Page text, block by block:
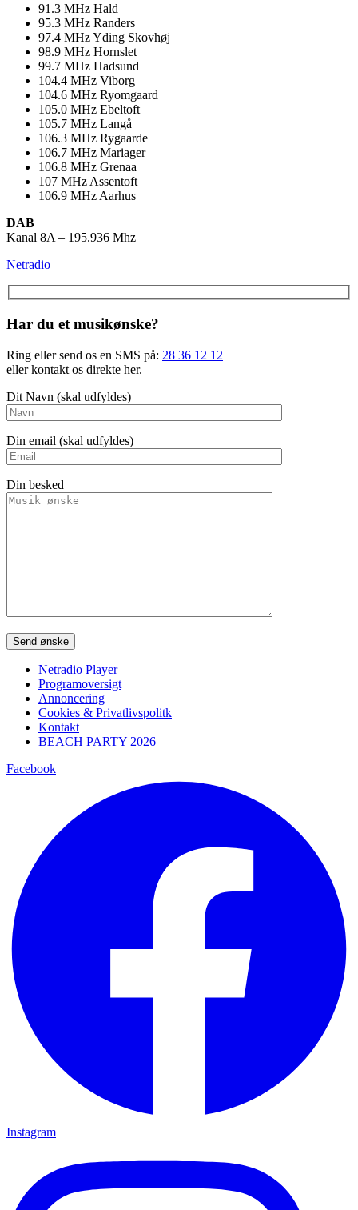
91.3 MHz Hald
95.3 MHz Randers
97.4 MHzYding Skovhøj
98.9 MHz Hornslet
99.7 MHz Hadsund
104.4 MHz Viborg
104.6 MHz Ryomgaard
105.0 MHz Ebeltoft
105.7 MHz Langå
106.3 MHz Rygaarde
106.7 MHz Mariager
106.8 MHz Grenaa
107 MHz Assentoft
106.9 MHz Aarhus
DAB
Kanal 8A – 195.936 Mhz
Netradio
Har du et musikønske?
Ring eller send os en SMS på: 28 36 12 12
eller kontakt os direkte her.
Dit Navn (skal udfyldes)
Din email (skal udfyldes)
Din besked
Please leave this field empty.
Netradio Player
Programoversigt
Annoncering
Cookies & Privatlivspolitk
Kontakt
BEACH PARTY 2026
Facebook
Instagram